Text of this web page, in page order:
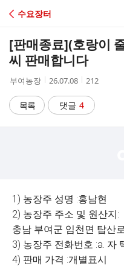
C
A
수요장터
[판매종료](호랑이
씨 판매합니다
작
자
부여농장
작
시
간
26.07.08
조
수
212
목록 댓글 4
1) 농장주 성명 :홍남현
2) 농장주 주소 및 원산지:
충남 부여군 임천면 탑산
3) 농장주 전화번호 :a. 자
4) 판매 가격 :개별표시